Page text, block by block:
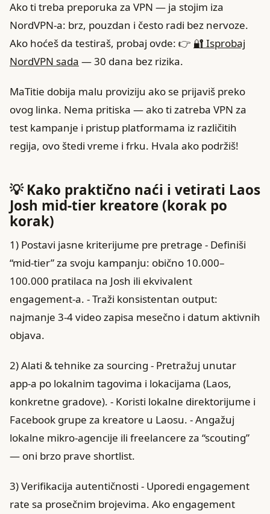
Ako ti treba preporuka za VPN — ja stojim iza
NordVPN-a: brz, pouzdan i često radi bez nervoze.
Ako hoćeš da testiraš, probaj ovde: 👉 🔐 Isprobaj
NordVPN sada — 30 dana bez rizika.
MaTitie dobija malu proviziju ako se prijaviš preko
ovog linka. Nema pritiska — ako ti zatreba VPN za
test kampanje i pristup platformama iz različitih
regija, ovo štedi vreme i frku. Hvala ako podržiš!
💡 Kako praktično naći i vetirati Laos
Josh mid‑tier kreatore (korak po
korak)
1) Postavi jasne kriterijume pre pretrage - Definiši
“mid‑tier” za svoju kampanju: obično 10.000–
100.000 pratilaca na Josh ili ekvivalent
engagement‑a. - Traži konsistentan output:
najmanje 3‑4 video zapisa mesečno i datum aktivnih
objava.
2) Alati & tehnike za sourcing - Pretražuj unutar
app‑a po lokalnim tagovima i lokacijama (Laos,
konkretne gradove). - Koristi lokalne direktorijume i
Facebook grupe za kreatore u Laosu. - Angažuj
lokalne mikro‑agencije ili freelancere za “scouting”
— oni brzo prave shortlist.
3) Verifikacija autentičnosti - Uporedi engagement
rate sa prosečnim brojevima. Ako engagement